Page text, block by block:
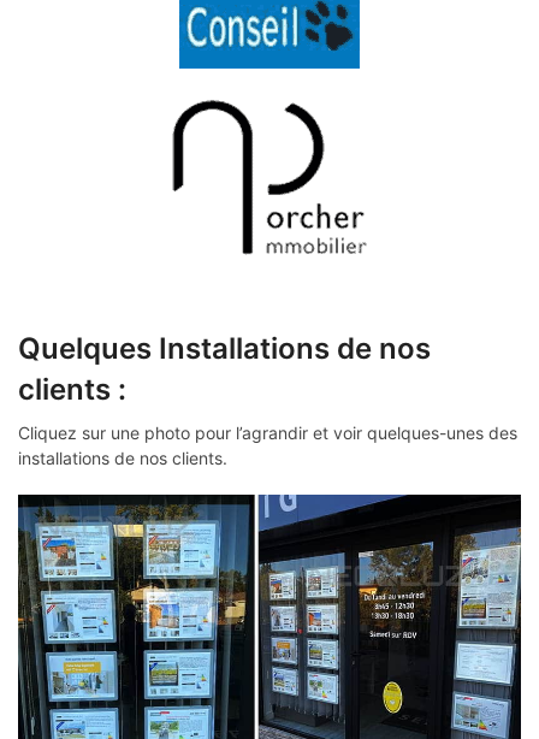
Quelques Installations de nos
clients :
Cliquez sur une photo pour l’agrandir et voir quelques-unes des
installations de nos clients.